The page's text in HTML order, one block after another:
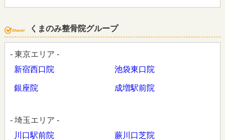
くまのみ整骨院グループ
- 東京エリア -
新宿西口院
池袋東口院
銀座院 成増駅前院
- 埼玉エリア -
川口駅前院
蕨川口芝院